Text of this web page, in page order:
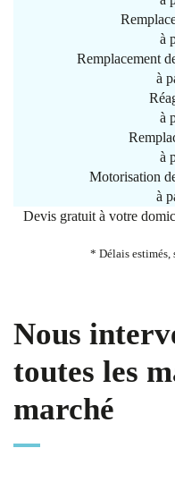
à
Remplacement
à
à
à
Motorisation
à
Devis gratuit à votre
* Délais estimés,
Nous
toutes les
marché